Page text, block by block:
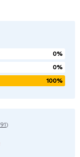
0%
0%
100%
)